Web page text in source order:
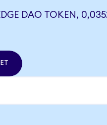
DAO TOKEN,